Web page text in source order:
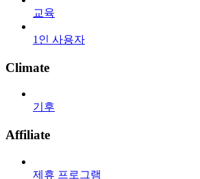
교육
1인 사용자
Climate
기후
Affiliate
제휴 프로그램